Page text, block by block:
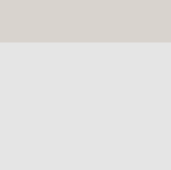
afwerking van